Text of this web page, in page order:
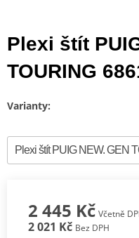
Plexi štít
TOURING
Varianty:
2 445 Kč Včetně
2 021 Kč Bez DPH